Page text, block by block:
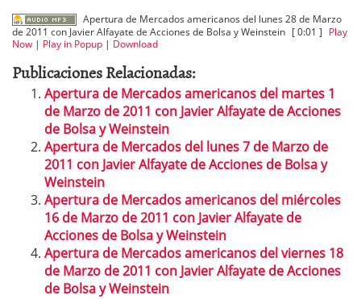
Apertura de Mercados americanos del lunes 28 de Marzo
de 2011 con Javier Alfayate de Acciones de Bolsa y Weinstein [ 0:01 ] Play
Now | Play in Popup | Download
Publicaciones Relacionadas:
Apertura de Mercados americanos del martes 1
de Marzo de 2011 con Javier Alfayate de Acciones
de Bolsa y Weinstein
Apertura de Mercados del lunes 7 de Marzo de
2011 con Javier Alfayate de Acciones de Bolsa y
Weinstein
Apertura de Mercados americanos del miércoles
16 de Marzo de 2011 con Javier Alfayate de
Acciones de Bolsa y Weinstein
Apertura de Mercados americanos del viernes 18
de Marzo de 2011 con Javier Alfayate de Acciones
de Bolsa y Weinstein